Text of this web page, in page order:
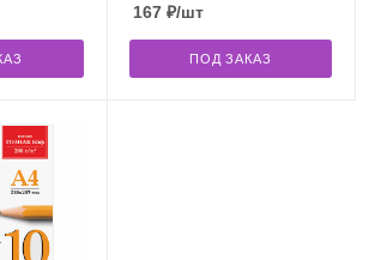
167₽/шт
ПОД ЗАКАЗ